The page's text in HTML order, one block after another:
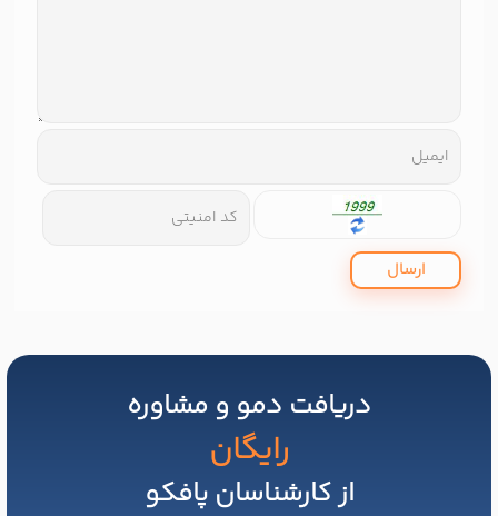
ارسال
دریافت دمو و مشاوره
رایگان
از کارشناسان پافکو